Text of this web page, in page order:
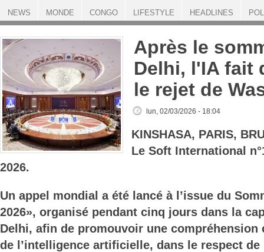
ACCUEIL
Après le
Delhi, l'IA fait
le rejet de
lun, 02/03/2026 - 18:04
KINSHASA, PARIS,
Le Soft International
2026.
Un appel mondial a été lancé à l’issue du
2026», organisé pendant cinq jours dans la
Delhi, afin de promouvoir une compréhension
de l’intelligence artificielle, dans le respect de
NEWS MONDE CONGO LIFESTYLE HEADLINES